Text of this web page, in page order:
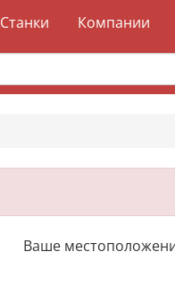
Станки Компании
Ваше